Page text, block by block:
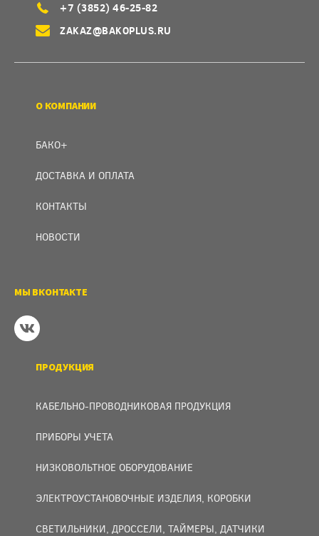
+7 (3852) 46-25-82
ZAKAZ@BAKOPLUS.RU
О КОМПАНИИ
БАКО+
ДОСТАВКА И ОПЛАТА
КОНТАКТЫ
НОВОСТИ
МЫ ВКОНТАКТЕ
ПРОДУКЦИЯ
КАБЕЛЬНО-ПРОВОДНИКОВАЯ ПРОДУКЦИЯ
ПРИБОРЫ УЧЕТА
НИЗКОВОЛЬТНОЕ ОБОРУДОВАНИЕ
ЭЛЕКТРОУСТАНОВОЧНЫЕ ИЗДЕЛИЯ, КОРОБКИ
СВЕТИЛЬНИКИ, ДРОССЕЛИ, ТАЙМЕРЫ, ДАТЧИКИ